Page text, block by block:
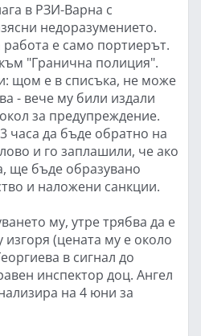
в РЗИ-Варна с
недоразумението.
е само портиерът.
"Гранична полиция".
щом е в списъка, не може
- вече му били издали
за предупреждение.
часа да бъде обратно на
и го заплашили, че ако
ще бъде образувано
и наложени санкции.
му, утре трябва да е
(цената му е около
в сигнал до
инспектор доц. Ангел
на 4 юни за